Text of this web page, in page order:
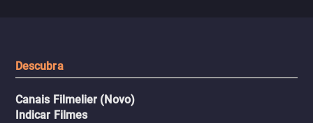
Descubra
Canais Filmelier (Novo)
Indicar Filmes